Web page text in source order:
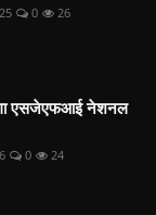
0 26
एसजेएफआई नेशनल
0 24